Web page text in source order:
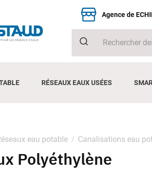
Agence de
RÉSEAUX EAUX USÉES
eau potable Canalisations eau
Polyéthylène